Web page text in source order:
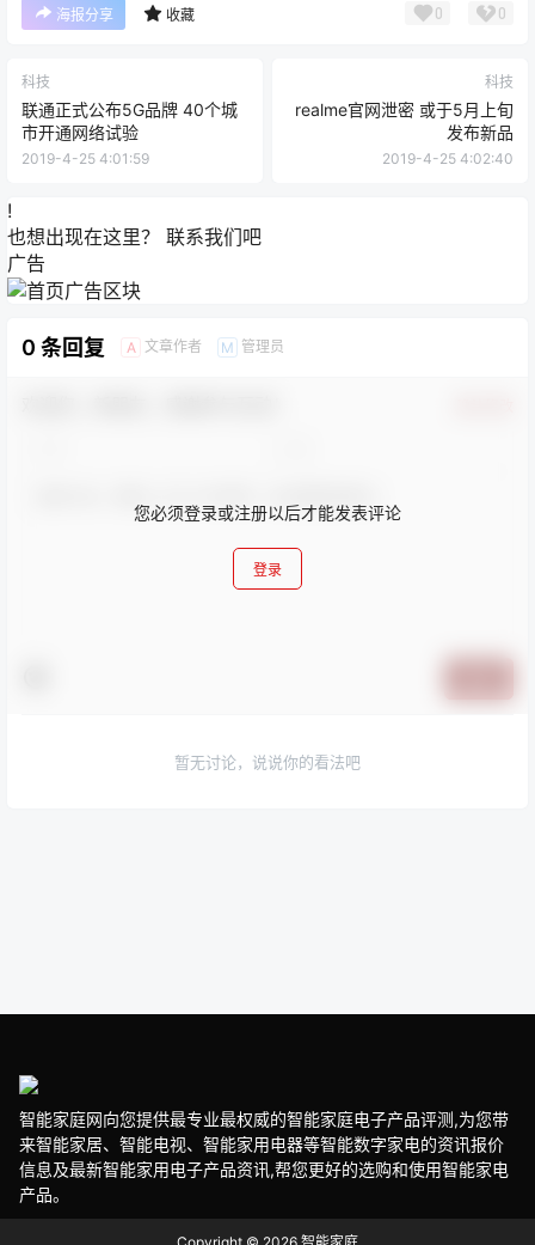
海报分享 收藏 0 0
科技
联通正式公布5G品牌 40个城
市开通网络试验
2019-4-25 4:01:59
科技
realme官网泄密 或于5月上旬
发布新品
2019-4-25 4:02:40
!
也想出现在这里？ 联系我们吧
广告
0 条回复 A 文章作者 M 管理员
您必须登录或注册以后才能发表评论
登录
暂无讨论，说说你的看法吧
智能家庭网向您提供最专业最权威的智能家庭电子产品评测,为您带
来智能家居、智能电视、智能家用电器等智能数字家电的资讯报价
信息及最新智能家用电子产品资讯,帮您更好的选购和使用智能家电
产品。